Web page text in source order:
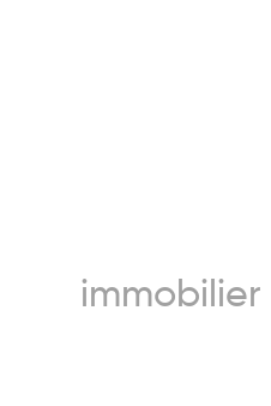
immobilier